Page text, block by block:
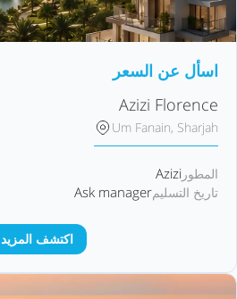
اسأل عن السعر
Azizi Florence
Um Fanain, Sharjah
المطور Azizi
تاريخ التسليمAsk manager
اكتشف المزيد